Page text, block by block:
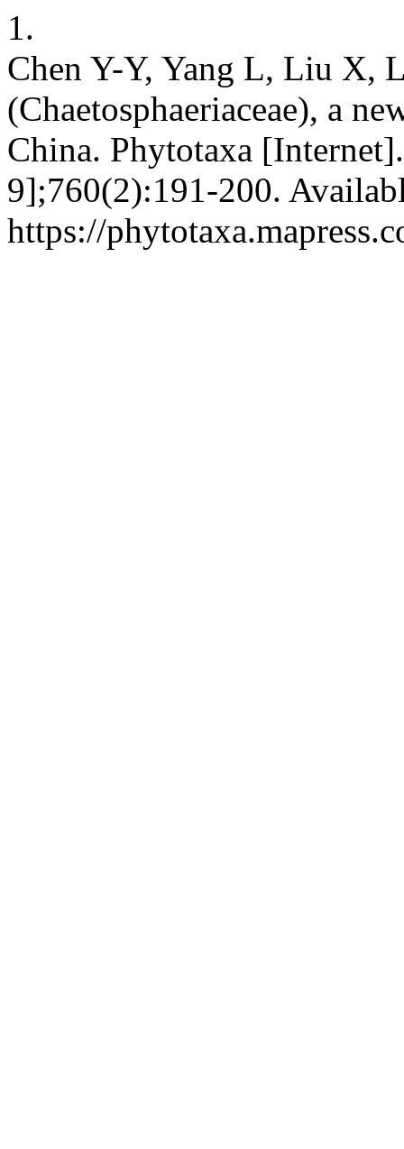
1.
Chen Y-Y, Yang L, Liu X,
(Chaetosphaeriaceae), a
China. Phytotaxa
9];760(2):191-200.
https://